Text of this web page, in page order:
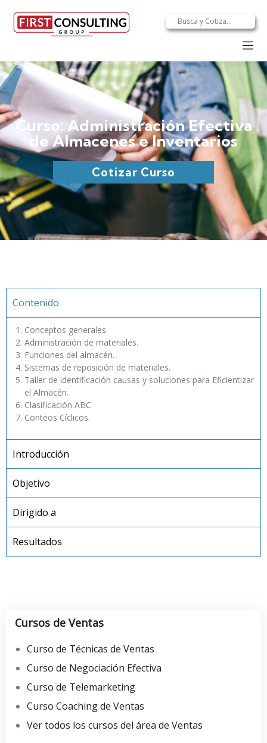
Curso: Administración Efectiva
de Almacenes e Inventarios
Cotizar Curso
Contenido
Conceptos generales.
Administración de materiales.
Funciones del almacén.
Sistemas de reposición de materiales.
Taller de identificación causas y soluciones para Eficientizar
el Almacén.
Clasificación ABC.
Conteos Cíclicos.
Introducción
Objetivo
Dirigido a
Resultados
Cursos de Ventas
Curso de Técnicas de Ventas
Curso de Negociación Efectiva
Curso de Telemarketing
Curso Coaching de Ventas
Ver todos los cursos del área de Ventas